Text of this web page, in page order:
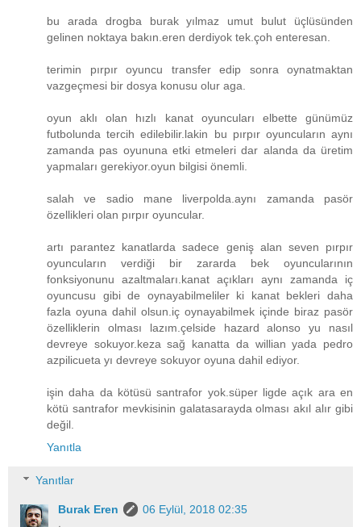
bu arada drogba burak yılmaz umut bulut üçlüsünden
gelinen noktaya bakın.eren derdiyok tek.çoh enteresan.
terimin pırpır oyuncu transfer edip sonra oynatmaktan
vazgeçmesi bir dosya konusu olur aga.
oyun aklı olan hızlı kanat oyuncuları elbette günümüz
futbolunda tercih edilebilir.lakin bu pırpır oyuncuların aynı
zamanda pas oyununa etki etmeleri dar alanda da üretim
yapmaları gerekiyor.oyun bilgisi önemli.
salah ve sadio mane liverpolda.aynı zamanda pasör
özellikleri olan pırpır oyuncular.
artı parantez kanatlarda sadece geniş alan seven pırpır
oyuncuların verdiği bir zararda bek oyuncularının
fonksiyonunu azaltmaları.kanat açıkları aynı zamanda iç
oyuncusu gibi de oynayabilmeliler ki kanat bekleri daha
fazla oyuna dahil olsun.iç oynayabilmek içinde biraz pasör
özelliklerin olması lazım.çelside hazard alonso yu nasıl
devreye sokuyor.keza sağ kanatta da willian yada pedro
azpilicueta yı devreye sokuyor oyuna dahil ediyor.
işin daha da kötüsü santrafor yok.süper ligde açık ara en
kötü santrafor mevkisinin galatasarayda olması akıl alır gibi
değil.
Yanıtla
Yanıtlar
Burak Eren
06 Eylül, 2018 02:35